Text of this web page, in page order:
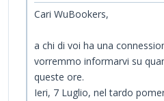
Cari WuBookers,
a chi di voi ha una
vorremmo informarvi su
queste ore.
Ieri, 7 Luglio, nel tardo